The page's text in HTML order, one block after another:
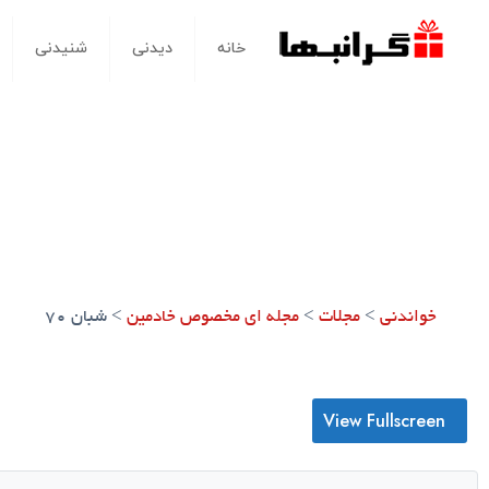
خانه دیدنی شنیدنی
خواندنی >مجلات >مجله ای مخصوص خادمین >شبان 70
View Fullscreen